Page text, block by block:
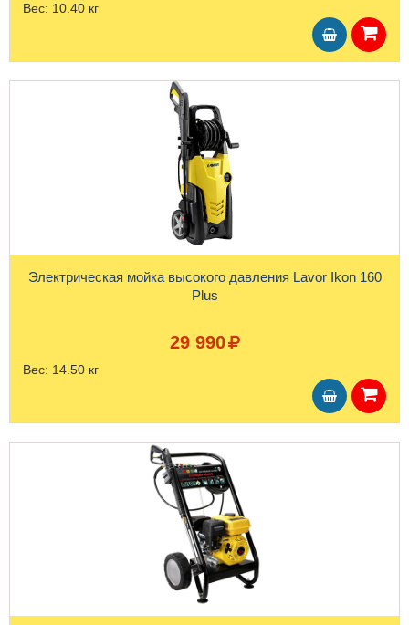
Вес: 10.40 кг
Электрическая мойка высокого давления Lavor Ikon 160
Plus
29 990
Вес: 14.50 кг